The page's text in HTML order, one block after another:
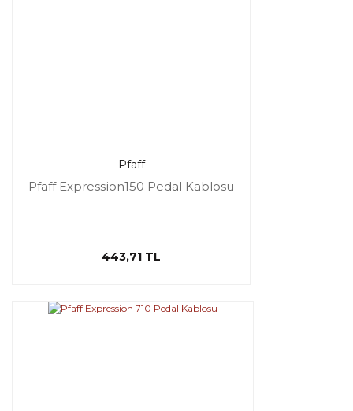
Pfaff
Pfaff Expression150 Pedal Kablosu
443,71 TL